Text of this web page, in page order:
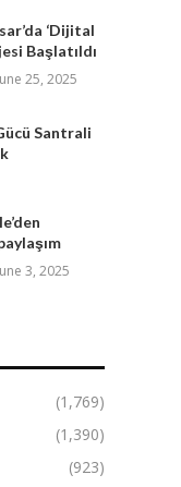
‘Dijital
Başlatıldı
25, 2025
Santrali
3, 2025
(1,769)
(1,390)
(923)